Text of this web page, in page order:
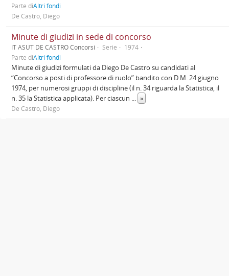
Parte diAltri fondi
De Castro, Diego
Minute di giudizi in sede di concorso
IT ASUT DE CASTRO Concorsi Serie
1974
Parte diAltri fondi
Minute di giudizi formulati da Diego De Castro su candidati al
“Concorso a posti di professore di ruolo” bandito con D.M. 24 giugno
1974, per numerosi gruppi di discipline (il n. 34 riguarda la Statistica, il
n. 35 la Statistica applicata). Per ciascun ... »
De Castro, Diego